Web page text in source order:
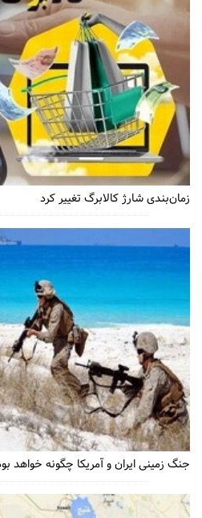
زمان‌بندی شارژ کالابرگ تغییر کرد
جنگ زمینی ایران و آمریکا چگونه خواهد